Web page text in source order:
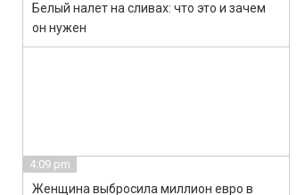
Белый налет на сливах: что это и зачем
он нужен
4:09 pm
Женщина выбросила миллион евро в